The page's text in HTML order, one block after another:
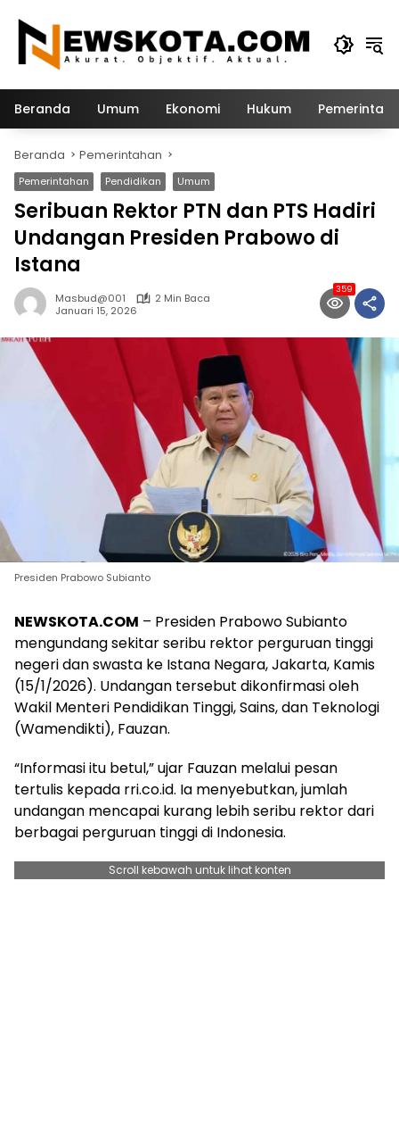
konten
Beranda Umum Ekonomi Hukum
Beranda Pemerintahan
Pemerintahan Pendidikan Umum
Seribuan Rektor PTN dan PTS Hadiri
Undangan Presiden Prabowo di
Istana
Masbud@001
2 Min Baca
Januari 15, 2026
359
Presiden Prabowo Subianto
NEWSKOTA.COM – Presiden Prabowo Subianto
mengundang sekitar seribu rektor perguruan tinggi
negeri dan swasta ke Istana Negara, Jakarta, Kamis
(15/1/2026). Undangan tersebut dikonfirmasi oleh
Wakil Menteri Pendidikan Tinggi, Sains, dan Teknologi
(Wamendikti), Fauzan.
“Informasi itu betul,” ujar Fauzan melalui pesan
tertulis kepada rri.co.id. Ia menyebutkan, jumlah
undangan mencapai kurang lebih seribu rektor dari
berbagai perguruan tinggi di Indonesia.
Scroll kebawah untuk lihat konten